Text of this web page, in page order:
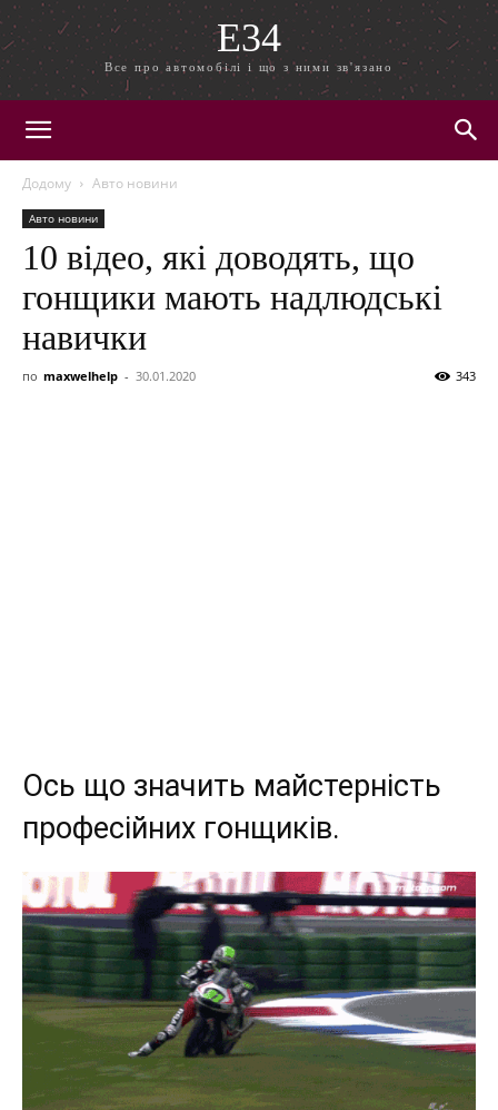
E34
Все про автомобілі і що з ними зв'язано
Додому Авто новини
Авто новини
10 відео, які доводять, що
гонщики мають надлюдські
навички
по maxwelhelp - 30.01.2020 343
Ось що значить майстерність
професійних гонщиків.